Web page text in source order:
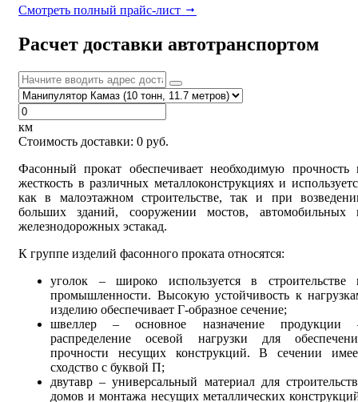
Смотреть полный прайс-лист
Расчет доставки автотранспортом
км
Стоимость доставки: 0 руб.
Фасонный прокат обеспечивает необходимую прочность
жесткость в различных металлоконструкциях и
как в малоэтажном строительстве, так и при
больших зданий, сооружении мостов, автомобильных
железнодорожных эстакад.
К группе изделий фасонного проката относятся:
уголок – широко используется в строительстве
промышленности. Высокую устойчивость к
изделию обеспечивает Г-образное сечение;
швеллер – основное назначение продукции
распределение осевой нагрузки для
прочности несущих конструкций. В сечении
сходство с буквой П;
двутавр – универсальный материал для
домов и монтажа несущих металлических